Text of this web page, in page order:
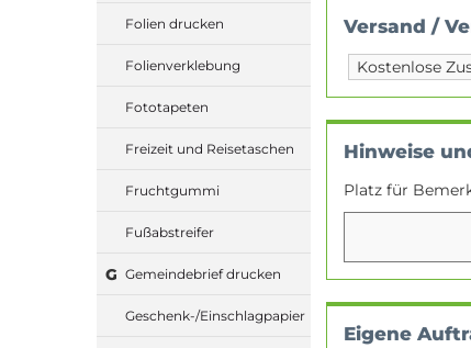
Folien drucken
Folienverklebung
Fototapeten
Freizeit und Reisetaschen
Fruchtgummi
Fußabstreifer
G Gemeindebrief drucken
Geschenk-/Einschlagpapier
Versand /
Hinweise
Platz für
Eigene